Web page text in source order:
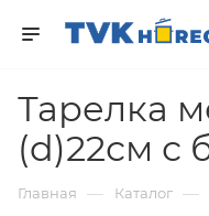
Тарелка
(d)22см с
Главная — Каталог —